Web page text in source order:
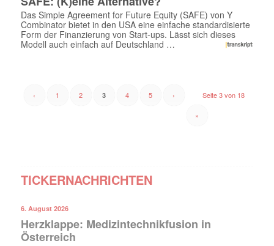
Das Simple Agreement for Future Equity (SAFE) von Y
Combinator bietet in den USA eine einfache standardisierte
Form der Finanzierung von Start-ups. Lässt sich dieses
Modell auch einfach auf Deutschland …
Seite 3 von 18
‹ 1 2 3 4 5 ›
»
TICKERNACHRICHTEN
6. August 2026
Herzklappe: Medizintechnikfusion in
Österreich